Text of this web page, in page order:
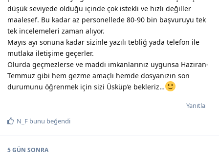
düşük seviyede olduğu içinde çok istekli ve hızlı değiller
maalesef. Bu kadar az personellede 80-90 bin başvuruyu tek
tek incelemeleri zaman alıyor.
Mayıs ayı sonuna kadar sizinle yazılı tebliğ yada telefon ile
mutlaka iletişime geçerler.
Olurda geçmezlerse ve maddi imkanlarınız uygunsa Haziran-
Temmuz gibi hem gezme amaçlı hemde dosyanızın son
durumunu öğrenmek için sizi Üsküp’e bekleriz…
Yanıtla
N_F bunu beğendi
5 GÜN SONRA